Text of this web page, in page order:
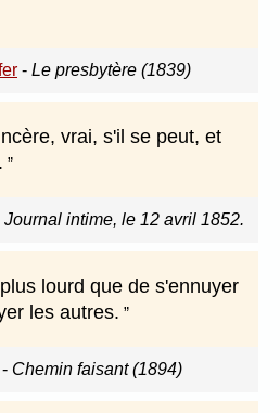
- Le presbytère (1839)
vrai, s'il se peut, et
Journal intime, le 12 avril 1852.
lourd que de s'ennuyer
les autres.
- Chemin faisant (1894)